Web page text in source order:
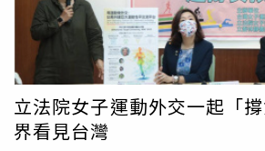
立法院女子運動外交一起「
界看見台灣